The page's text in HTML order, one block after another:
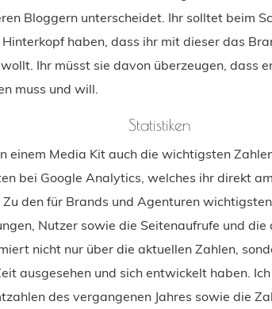
Bloggern unterscheidet. Ihr solltet beim
haben, dass ihr mit dieser das
Ihr müsst sie davon überzeugen, dass
muss und will.
Statistiken
einem Media Kit auch die wichtigsten
bei Google Analytics, welches ihr direkt
den für Brands und Agenturen
Nutzer sowie die Seitenaufrufe und
nicht nur über die aktuellen Zahlen,
ausgesehen und sich entwickelt haben.
des vergangenen Jahres sowie die